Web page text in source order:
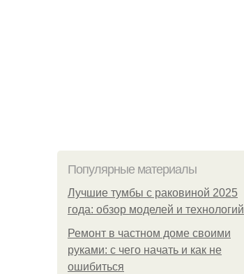
Популярные материалы
Лучшие тумбы с раковиной 2025
года: обзор моделей и технологий
Ремонт в частном доме своими
руками: с чего начать и как не
ошибиться